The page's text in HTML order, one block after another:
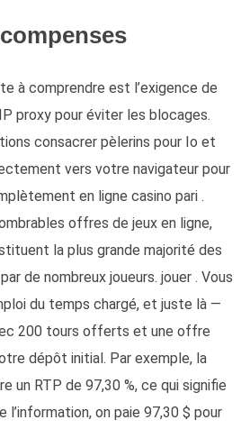
à comprendre est l’exigence de
proxy pour éviter les blocages.
consacrer pèlerins pour Io et
vers votre navigateur pour
en ligne casino pari .
offres de jeux en ligne,
la plus grande majorité des
de nombreux joueurs. jouer . Vous
du temps chargé, et juste là —
200 tours offerts et une offre
dépôt initial. Par exemple, la
un RTP de 97,30 %, ce qui signifie
l’information, on paie 97,30 $ pour